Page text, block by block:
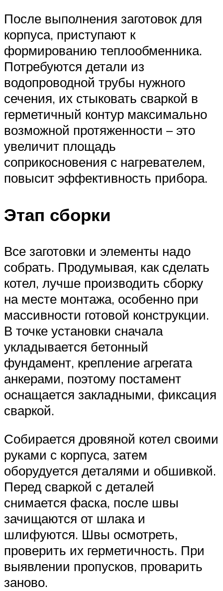
После выполнения заготовок для
корпуса, приступают к
формированию теплообменника.
Потребуются детали из
водопроводной трубы нужного
сечения, их стыковать сваркой в
герметичный контур максимально
возможной протяженности – это
увеличит площадь
соприкосновения с нагревателем,
повысит эффективность прибора.
Этап сборки
Все заготовки и элементы надо
собрать. Продумывая, как сделать
котел, лучше производить сборку
на месте монтажа, особенно при
массивности готовой конструкции.
В точке установки сначала
укладывается бетонный
фундамент, крепление агрегата
анкерами, поэтому постамент
оснащается закладными, фиксация
сваркой.
Собирается дровяной котел своими
руками с корпуса, затем
оборудуется деталями и обшивкой.
Перед сваркой с деталей
снимается фаска, после швы
зачищаются от шлака и
шлифуются. Швы осмотреть,
проверить их герметичность. При
выявлении пропусков, проварить
заново.